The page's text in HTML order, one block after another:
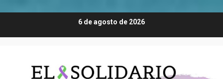
6 de agosto de 2026